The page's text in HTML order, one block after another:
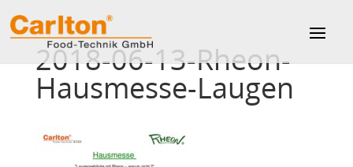
2018-06-13-Rheon-
Hausmesse-Laugen